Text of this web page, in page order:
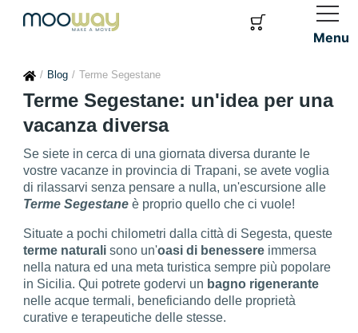
Menu
Blog Terme Segestane
Terme Segestane: un'idea per una
vacanza diversa
Se siete in cerca di una giornata diversa durante le
vostre vacanze in provincia di Trapani, se avete voglia
di rilassarvi senza pensare a nulla, un'escursione alle
Terme Segestane è proprio quello che ci vuole!
Situate a pochi chilometri dalla città di Segesta, queste
terme naturali sono un'oasi di benessere immersa
nella natura ed una meta turistica sempre più popolare
in Sicilia. Qui potrete godervi un bagno rigenerante
nelle acque termali, beneficiando delle proprietà
curative e terapeutiche delle stesse.